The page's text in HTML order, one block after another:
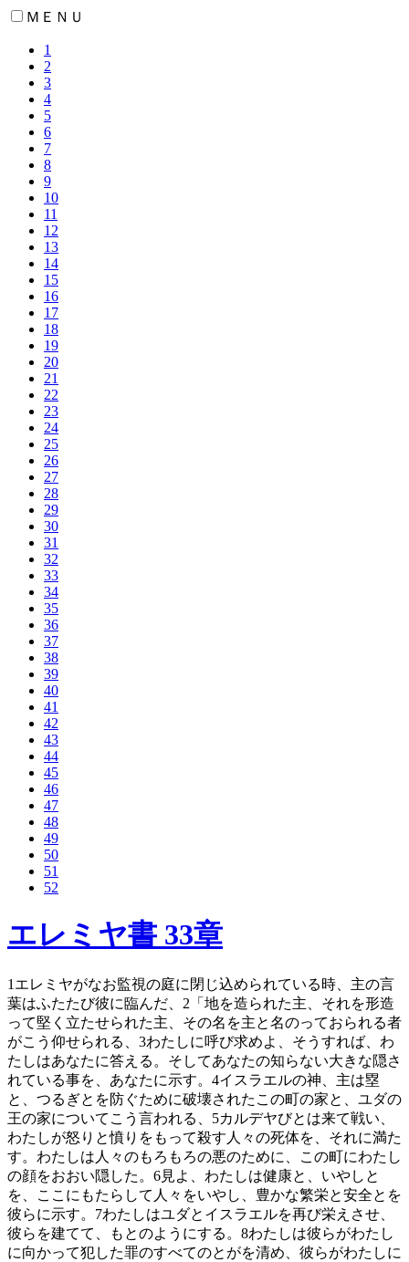
ＭＥＮＵ
1
2
3
4
5
6
7
8
9
10
11
12
13
14
15
16
17
18
19
20
21
22
23
24
25
26
27
28
29
30
31
32
33
34
35
36
37
38
39
40
41
42
43
44
45
46
47
48
49
50
51
52
エレミヤ書 33章
1 エレミヤがなお監視の庭に閉じ込められている時、主の言
葉はふたたび彼に臨んだ、 2 「地を造られた主、それを形造
って堅く立たせられた主、その名を主と名のっておられる者
がこう仰せられる、 3わたしに呼び求めよ、そうすれば、わ
たしはあなたに答える。そしてあなたの知らない大きな隠さ
れている事を、あなたに示す。 4イスラエルの神、主は塁
と、つるぎとを防ぐために破壊されたこの町の家と、ユダの
王の家についてこう言われる、 5カルデヤびとは来て戦い、
わたしが怒りと憤りをもって殺す人々の死体を、それに満た
す。わたしは人々のもろもろの悪のために、この町にわたし
の顔をおおい隠した。 6見よ、わたしは健康と、いやしと
を、ここにもたらして人々をいやし、豊かな繁栄と安全とを
彼らに示す。 7わたしはユダとイスラエルを再び栄えさせ、
彼らを建てて、もとのようにする。 8わたしは彼らがわたし
に向かって犯した罪のすべてのとがを清め、彼らがわたしに